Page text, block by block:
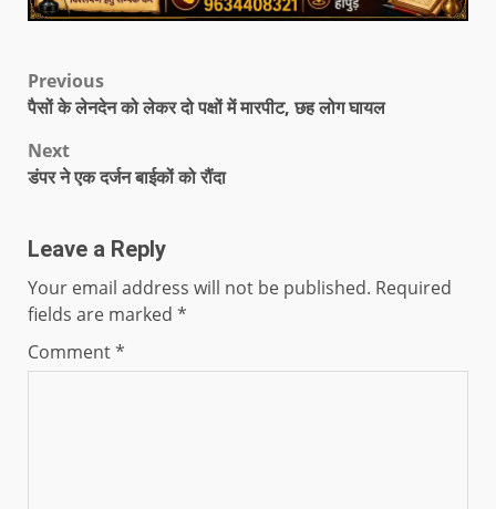
Previous
पैसों के लेनदेन को लेकर दो पक्षों में मारपीट, छह लोग घायल
Next
डंपर ने एक दर्जन बाईकों को रौंदा
Leave a Reply
Your email address will not be published. Required
fields are marked *
Comment*